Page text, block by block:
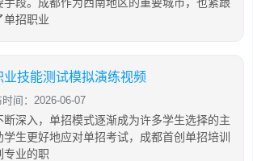
单招职业
业技能测试模拟演练视频
时间：2026-06-07
断深入，单招模式逐渐成为许多学生选择的主
生更好地应对单招考试，成都首创单招培训
专业的职